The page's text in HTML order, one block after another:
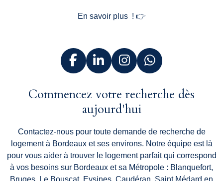
En savoir plus ! 👉
F
e
o
k
L
k
e
I
n
I
t
a
r
a
m
W
t
p
p
Commencez votre recherche dès
aujourd'hui
Contactez-nous pour toute demande de recherche de
logement à Bordeaux et ses environs. Notre équipe est là
pour vous aider à trouver le logement parfait qui correspond
à vos besoins sur Bordeaux et sa Métropole : Blanquefort,
Bruges, Le Bouscat, Eysines, Caudéran, Saint Médard en